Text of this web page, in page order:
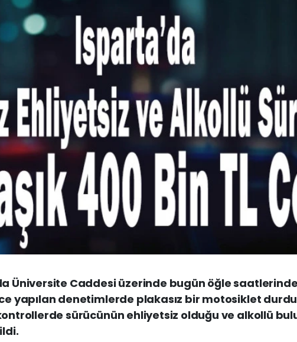
Üniversite Caddesi üzerinde bugün öğle
yapılan denetimlerde plakasız bir motosiklet
sürücünün ehliyetsiz olduğu ve alkollü